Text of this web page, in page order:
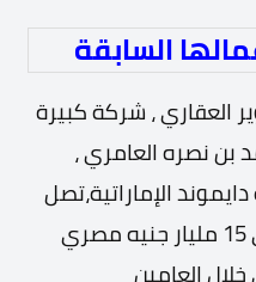
السابقة
العقاري ، شركة كبيرة
بن نصره العامري ،
الإماراتية،تصل
قيمة استثمارات الشركة إلى 15 مليار جنيه مصري